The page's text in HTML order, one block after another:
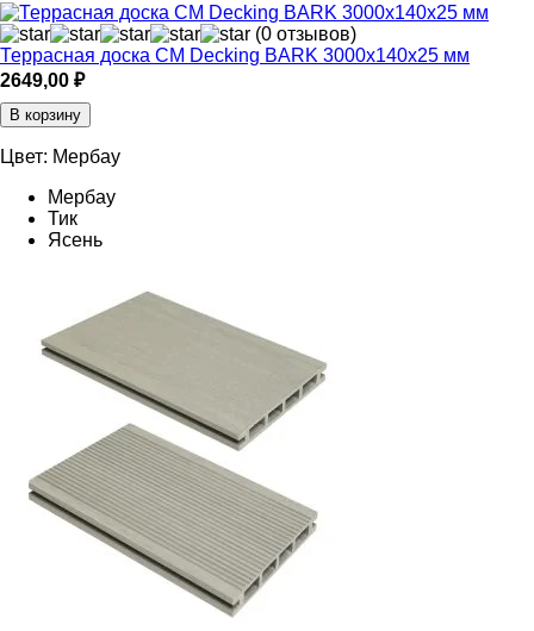
(0 отзывов)
Террасная доска CM Decking BARK 3000х140х25 мм
2649,00 ₽
В корзину
Цвет: Мербау
Мербау
Тик
Ясень